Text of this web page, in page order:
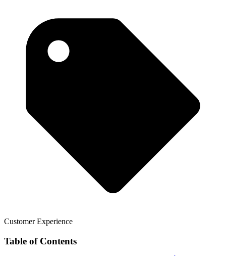
Customer Experience
Table of Contents